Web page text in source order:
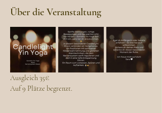
Über die Veranstaltung
Ausgleich 35€
Auf 9 Plätze begrenzt.